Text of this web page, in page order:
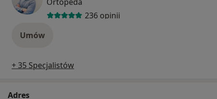
236 opinii
Umów
+ 35 Specjalistów
Adres